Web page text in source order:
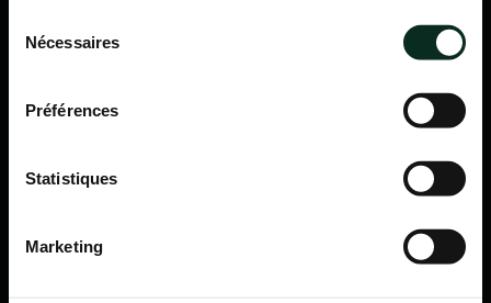
Nécessaires
Préférences
Statistiques
Marketing
P.F.C.A Pompes Funèbres des Communes Associées
Itinéraire